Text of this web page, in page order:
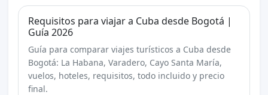
Requisitos para viajar a Cuba desde Bogotá |
Guía 2026
Guía para comparar viajes turísticos a Cuba desde
Bogotá: La Habana, Varadero, Cayo Santa María,
vuelos, hoteles, requisitos, todo incluido y precio
final.